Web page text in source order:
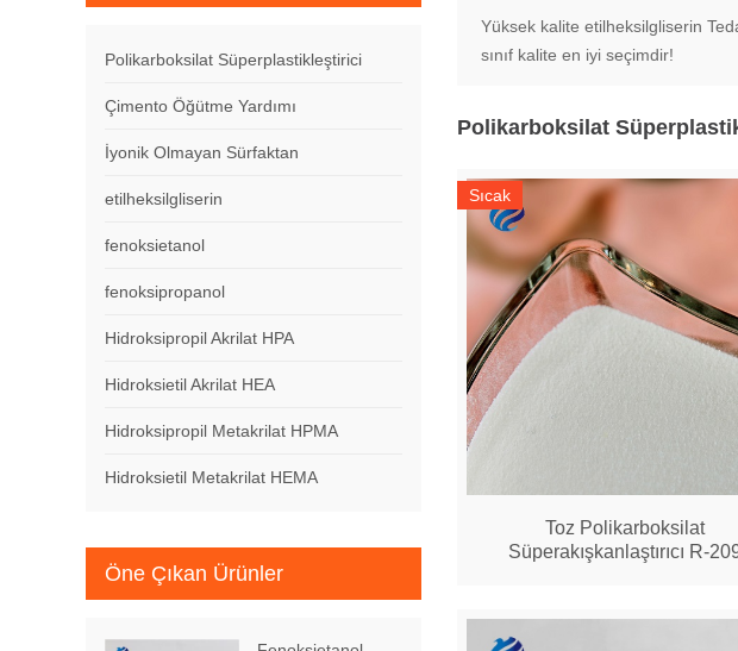
Yüksek kalite etilheksilgliserin
sınıf kalite en iyi seçimdir!
Polikarboksilat
Sıcak
Toz Polikarboksilat
Süperakışkanlaştırıcı R-
Polikarboksilat Süperplastikleştirici
Çimento Öğütme Yardımı
İyonik Olmayan Sürfaktan
etilheksilgliserin
fenoksietanol
fenoksipropanol
Hidroksipropil Akrilat HPA
Hidroksietil Akrilat HEA
Hidroksipropil Metakrilat HPMA
Hidroksietil Metakrilat HEMA
Öne Çıkan Ürünler